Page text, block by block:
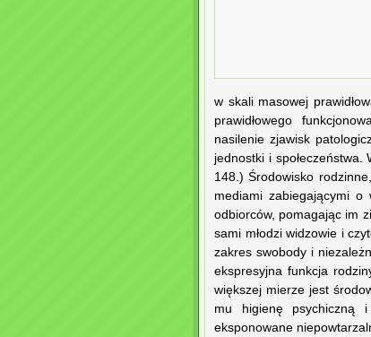
w skali masowej
prawidłowego
nasilenie zjawisk
jednostki i
148.) Środowisko
mediami zabiegającymi o
odbiorców, pomagając im
sami młodzi widzowie i
zakres swobody i
ekspresyjna funkcja
większej mierze jest
mu higienę psychiczną
eksponowane